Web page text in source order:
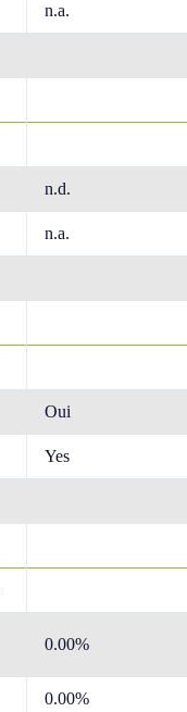
n.a.
n.d.
n.a.
Oui
Yes
0.00%
0.00%